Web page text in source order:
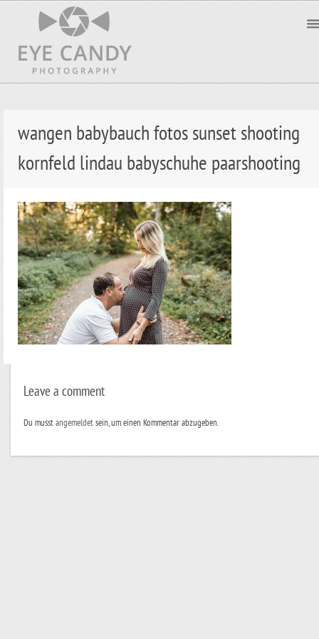
wangen babybauch fotos sunset shooting
kornfeld lindau babyschuhe paarshooting
Leave a comment
Du musstangemeldetsein, um einen Kommentar abzugeben.